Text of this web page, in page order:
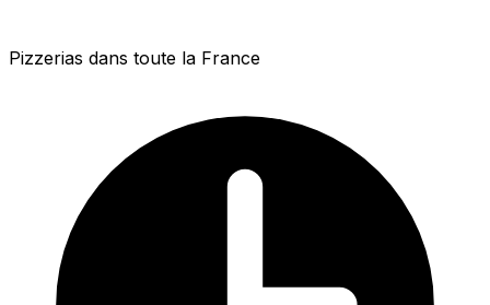
Pizzerias dans toute la France